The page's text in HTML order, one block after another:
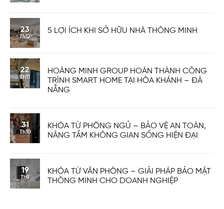
23
Th12
5 LỢI ÍCH KHI SỞ HỮU NHÀ THÔNG MINH
22
Th11
HOÀNG MINH GROUP HOÀN THÀNH CÔNG
TRÌNH SMART HOME TẠI HÒA KHÁNH – ĐÀ
NẴNG
31
Th10
KHÓA TỪ PHÒNG NGỦ – BẢO VỆ AN TOÀN,
NÂNG TẦM KHÔNG GIAN SỐNG HIỆN ĐẠI
19
Th9
KHÓA TỪ VĂN PHÒNG – GIẢI PHÁP BẢO MẬT
THÔNG MINH CHO DOANH NGHIỆP